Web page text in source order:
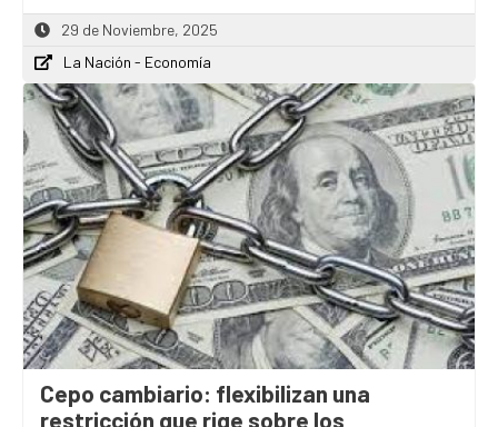
29 de Noviembre, 2025
La Nación - Economía
Cepo cambiario: flexibilizan una
restricción que rige sobre los